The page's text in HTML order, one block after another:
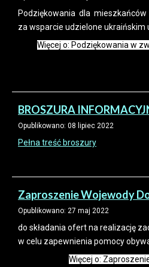
Podziękowania dla
za wsparcie udzielone ukraińskim
Więcej o: Podziękowania w
BROSZURA
Opublikowano: 08 lipiec 2022
Pełna treść broszury
Zaproszenie Wojewody
Opublikowano: 27 maj 2022
do składania ofert na realizację
w celu zapewnienia pomocy
Więcej o: